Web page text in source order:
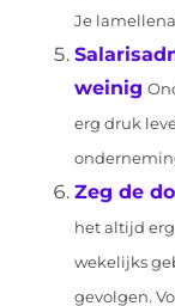
Je
weinig
erg druk
Zeg de
het altijd
wekelijks
gevolgen.